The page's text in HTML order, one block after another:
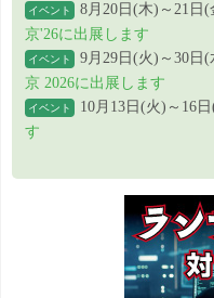
イベント 8月20日(木)～21日(
京'26に出展します
イベント 9月29日(火)～30日(
京 2026に出展します
イベント 10月13日(火)～16
す